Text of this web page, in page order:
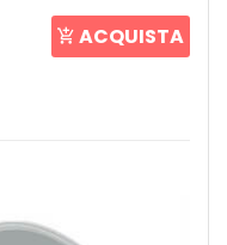
ACQUISTA